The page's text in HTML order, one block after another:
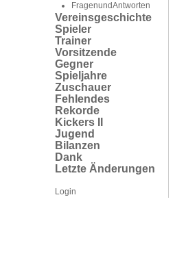
FragenundAntworten
Vereinsgeschichte
Spieler
Trainer
Vorsitzende
Gegner
Spieljahre
Zuschauer
Fehlendes
Rekorde
Kickers II
Jugend
Bilanzen
Dank
Letzte Änderungen
Login